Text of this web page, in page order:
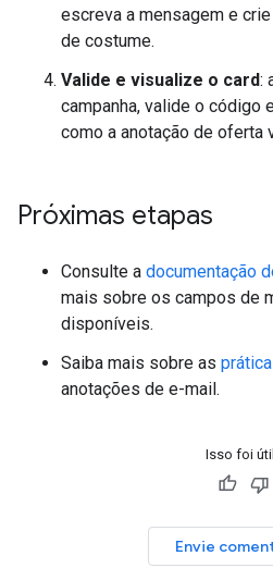
escreva a mensagem e
de costume.
Valide e visualize o card:
campanha, valide o código
como a anotação de oferta
Próximas etapas
Consulte a documentação
mais sobre os campos de
disponíveis.
Saiba mais sobre as
anotações de e-mail.
Isso foi
Envie